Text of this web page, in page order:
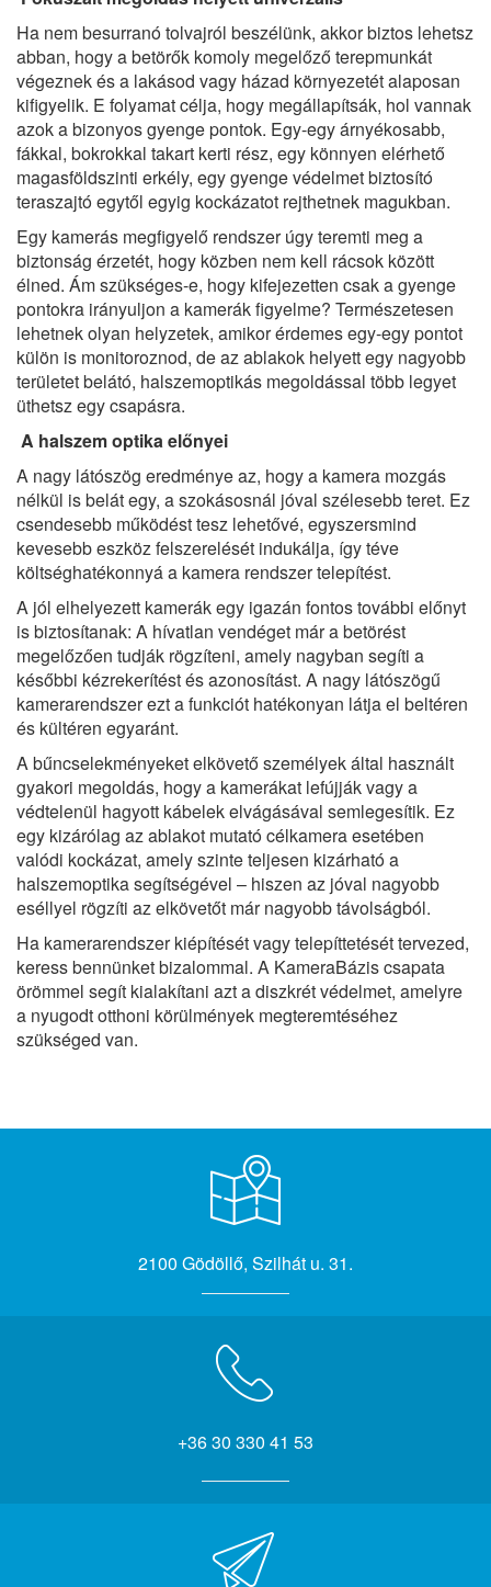
Ha nem besurranó tolvajról beszélünk, akkor biztos lehetsz
abban, hogy a betörők komoly megelőző terepmunkát
végeznek és a lakásod vagy házad környezetét alaposan
kifigyelik. E folyamat célja, hogy megállapítsák, hol vannak
azok a bizonyos gyenge pontok. Egy-egy árnyékosabb,
fákkal, bokrokkal takart kerti rész, egy könnyen elérhető
magasföldszinti erkély, egy gyenge védelmet biztosító
teraszajtó egytől egyig kockázatot rejthetnek magukban.
Egy kamerás megfigyelő rendszer úgy teremti meg a
biztonság érzetét, hogy közben nem kell rácsok között
élned. Ám szükséges-e, hogy kifejezetten csak a gyenge
pontokra irányuljon a kamerák figyelme? Természetesen
lehetnek olyan helyzetek, amikor érdemes egy-egy pontot
külön is monitoroznod, de az ablakok helyett egy nagyobb
területet belátó, halszemoptikás megoldással több legyet
üthetsz egy csapásra.
A halszem optika előnyei
A nagy látószög eredménye az, hogy a kamera mozgás
nélkül is belát egy, a szokásosnál jóval szélesebb teret. Ez
csendesebb működést tesz lehetővé, egyszersmind
kevesebb eszköz felszerelését indukálja, így téve
költséghatékonnyá a kamera rendszer telepítést.
A jól elhelyezett kamerák egy igazán fontos további előnyt
is biztosítanak: A hívatlan vendéget már a betörést
megelőzően tudják rögzíteni, amely nagyban segíti a
későbbi kézrekerítést és azonosítást. A nagy látószögű
kamerarendszer ezt a funkciót hatékonyan látja el beltéren
és kültéren egyaránt.
A bűncselekményeket elkövető személyek által használt
gyakori megoldás, hogy a kamerákat lefújják vagy a
védtelenül hagyott kábelek elvágásával semlegesítik. Ez
egy kizárólag az ablakot mutató célkamera esetében
valódi kockázat, amely szinte teljesen kizárható a
halszemoptika segítségével – hiszen az jóval nagyobb
eséllyel rögzíti az elkövetőt már nagyobb távolságból.
Ha kamerarendszer kiépítését vagy telepíttetését tervezed,
keress bennünket bizalommal. A KameraBázis csapata
örömmel segít kialakítani azt a diszkrét védelmet, amelyre
a nyugodt otthoni körülmények megteremtéséhez
szükséged van.
2100 Gödöllő, Szilhát u. 31.
+36 30 330 41 53